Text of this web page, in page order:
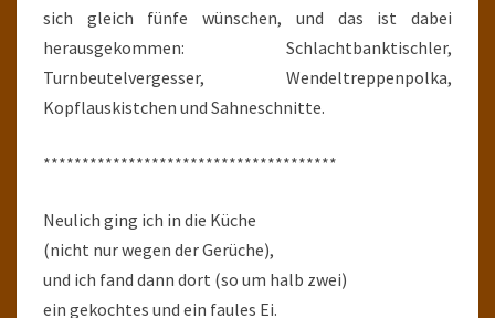
sich gleich fünfe wünschen, und das ist dabei
herausgekommen: Schlachtbanktischler,
Turnbeutelvergesser, Wendeltreppenpolka,
Kopflauskistchen und Sahneschnitte.
**************************************
Neulich ging ich in die Küche
(nicht nur wegen der Gerüche),
und ich fand dann dort (so um halb zwei)
ein gekochtes und ein faules Ei.